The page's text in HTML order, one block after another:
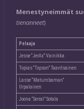
Menestyneimmät
tienanneet)
Pelaaja
Jesse “JerAx” Vainikka
Topias “Topson” Taavitsainen
Lasse “Matumbaman”
Urpalainen
Joona “Serral” Sotala